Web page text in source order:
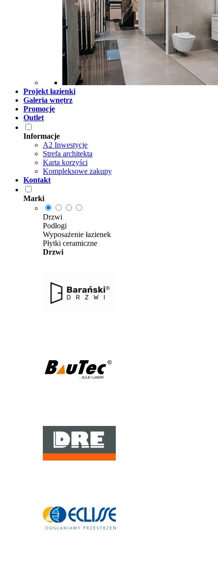
Projekt łazienki
Galeria wnętrz
Promocje
Outlet
Informacje
A2 Inwestycje
Strefa architekta
Karta korzyści
Kompleksowe zakupy
Kontakt
Marki
Drzwi
Podłogi
Wyposażenie łazienek
Płytki ceramiczne
Drzwi